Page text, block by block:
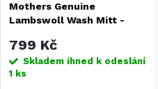
Mothers Genuine
Lambswoll Wash Mitt -
z pravé jehněčí vlny
799 Kč
Skladem ihned k odeslání
1 ks